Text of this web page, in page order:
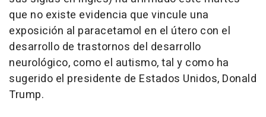
que no existe evidencia que vincule una
exposición al paracetamol en el útero con el
desarrollo de trastornos del desarrollo
neurológico, como el autismo, tal y como ha
sugerido el presidente de Estados Unidos, Donald
Trump.